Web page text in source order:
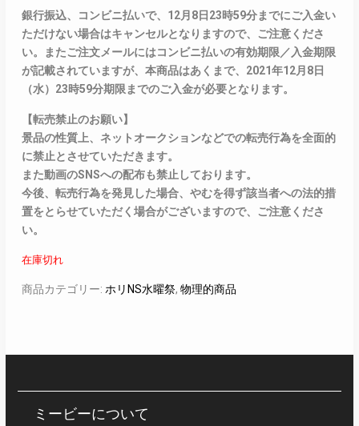
銀行振込、コンビニ払いで、12月8日23時59分までにご入金い
ただけない場合はキャンセルとなりますので、ご注意くださ
い。またご注文メールにはコンビニ払いの有効期限／入金期限
が記載されていますが、本商品はあくまで、2021年12月8日
（水）23時59分期限までのご入金が必要となります。
【転売禁止のお願い】
景品の性質上、ネットオークションなどでの転売行為を全面的
に禁止とさせていただきます。
また動画のSNSへの配布も禁止しております。
今後、転売行為を発見した場合、やむを得ず該当者への法的措
置をとらせていただく場合がございますので、ご注意くださ
い。
在庫切れ
商品カテゴリー: ホリNS水曜祭, 物理的商品
ミービーについて